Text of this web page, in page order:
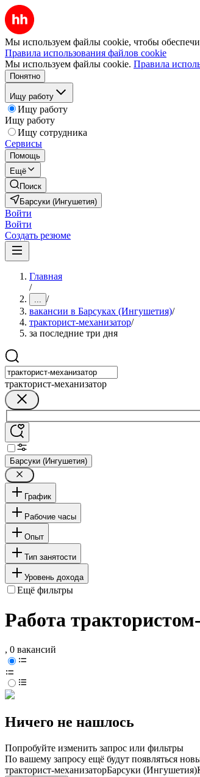
Мы используем файлы cookie, чтобы
Правила использования файлов cookie
Мы используем файлы cookie. Правила
Понятно
Ищу работу
Ищу работу
Ищу работу
Ищу сотрудника
Сервисы
Помощь
Ещё
Поиск
Барсуки (Ингушетия)
Войти
Войти
Создать резюме
Главная
/
... /
вакансии в Барсуках (Ингушетия)/
тракторист-механизатор/
за последние три дня
тракторист-механизатор
Барсуки (Ингушетия)
График
Рабочие часы
Опыт
Тип занятости
Уровень дохода
Ещё фильтры
Работа
, 0 вакансий
Ничего не нашлось
Попробуйте изменить запрос или фильтры
По вашему запросу ещё будут появляться
тракторист-механизаторБарсуки (Ингушетия)